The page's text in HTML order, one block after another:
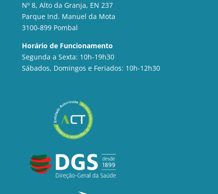
Nº 8, Alto da Granja, EN 237
Parque Ind. Manuel da Mota
3100-899 Pombal
Horário de Funcionamento
Segunda a Sexta: 10h-19h30
Sábados, Domingos e Feriados: 10h-12h30